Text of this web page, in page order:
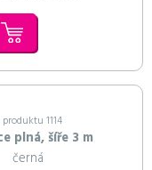
1114
plná, šíře 3 m
černá